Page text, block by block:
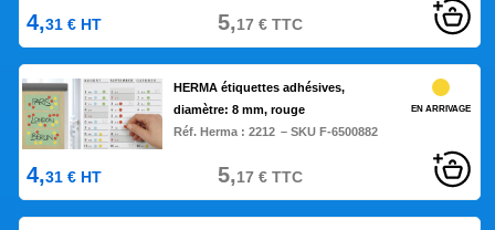
4,31 € HT 5,17 €TTC
HERMA étiquettes adhésives,
diamètre: 8 mm, rouge
Réf. Herma :2212 – SKU F-6500882
EN ARRIVAGE
4,31 € HT 5,17 €TTC